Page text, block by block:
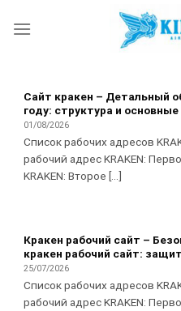
Сайт кракен – Детальный
году: структура и
01/08/2026
Список рабочих адресов
рабочий адрес KRAKEN:
KRAKEN: Второе [...]
Кракен рабочий сайт –
кракен рабочий сайт:
25/07/2026
Список рабочих адресов
рабочий адрес KRAKEN: